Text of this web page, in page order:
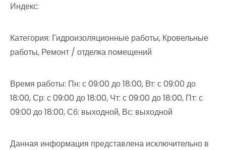
Индекс:
Категория: Гидроизоляционные работы, Кровельные
работы, Ремонт / отделка помещений
Время работы: Пн: с 09:00 до 18:00, Вт: с 09:00 до
18:00, Ср: с 09:00 до 18:00, Чт: с 09:00 до 18:00, Пт: с
09:00 до 18:00, Сб: выходной, Вс: выходной
Данная информация представлена исключительно в